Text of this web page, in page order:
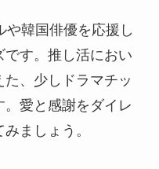
や韓国俳優を応援し
す。推し活におい
、少しドラマチッ
愛と感謝をダイレ
ましょう。